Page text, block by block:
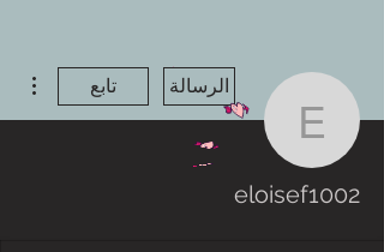
eloisef1002
الرسالة تابع
eloisef1002